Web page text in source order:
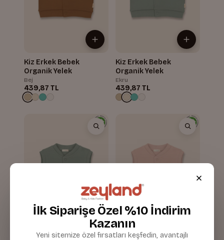
Kiz Erkek Bebek
Organik Yelek
Bej
439,87 TL
Kiz Erkek Bebek
Organik Yelek
Ekru
439,87 TL
İlk Siparişe Özel %10 İndirim
Kazanın
Yeni sitemize özel fırsatları keşfedin, avantajlı